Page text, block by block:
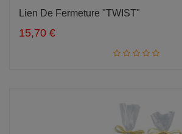
Ajouter au panier
Lien De Fermeture "TWIST"
15,70 €